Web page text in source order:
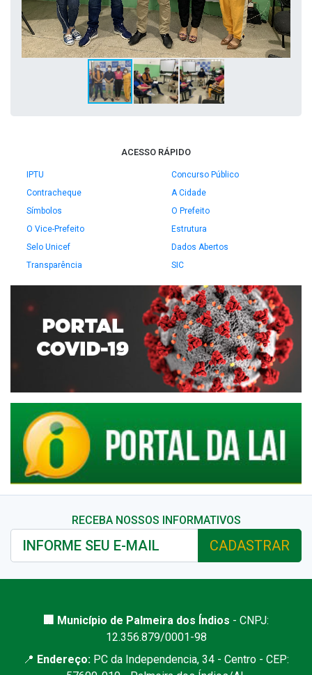
ACESSO RÁPIDO
IPTU
Concurso Público
Contracheque
A Cidade
Símbolos
O Prefeito
O Vice-Prefeito
Estrutura
Selo Unicef
Dados Abertos
Transparência
SIC
RECEBA NOSSOS INFORMATIVOS
CADASTRAR
🏢 Município de Palmeira dos Índios - CNPJ:
12.356.879/0001-98
📍 Endereço: PC da Independencia, 34 - Centro - CEP: